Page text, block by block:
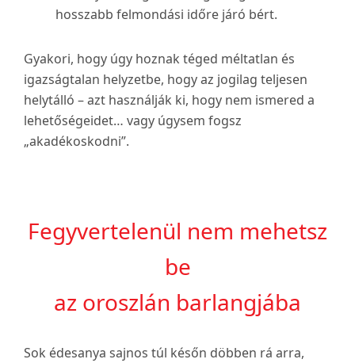
hosszabb felmondási időre járó bért.
Gyakori, hogy úgy hoznak téged méltatlan és
igazságtalan helyzetbe, hogy az jogilag teljesen
helytálló – azt használják ki, hogy nem ismered a
lehetőségeidet… vagy úgysem fogsz
„akadékoskodni”.
Fegyvertelenül nem mehetsz
be
az oroszlán barlangjába
Sok édesanya sajnos túl későn döbben rá arra,